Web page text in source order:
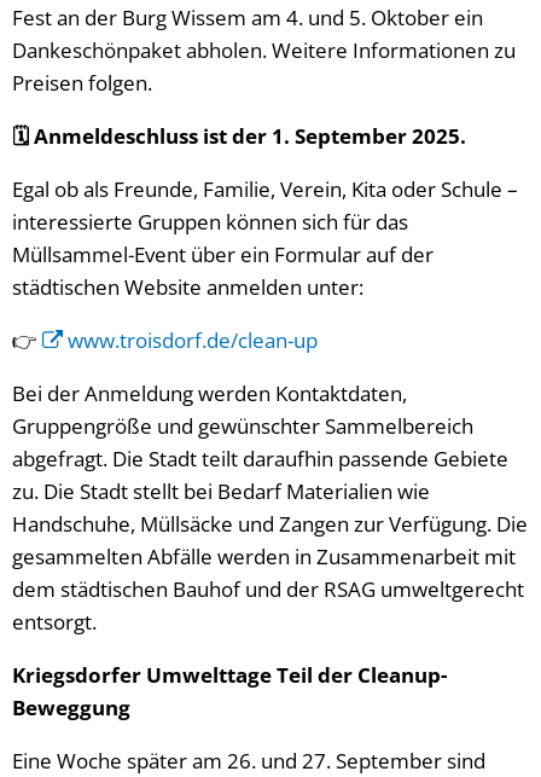
Fest an der Burg Wissem am 4. und 5. Oktober ein
Dankeschönpaket abholen. Weitere Informationen zu
Preisen folgen.
🗓 Anmeldeschluss ist der 1. September 2025.
Egal ob als Freunde, Familie, Verein, Kita oder Schule –
interessierte Gruppen können sich für das
Müllsammel-Event über ein Formular auf der
städtischen Website anmelden unter:
👉
www.troisdorf.de/clean-up
Bei der Anmeldung werden Kontaktdaten,
Gruppengröße und gewünschter Sammelbereich
abgefragt. Die Stadt teilt daraufhin passende Gebiete
zu. Die Stadt stellt bei Bedarf Materialien wie
Handschuhe, Müllsäcke und Zangen zur Verfügung. Die
gesammelten Abfälle werden in Zusammenarbeit mit
dem städtischen Bauhof und der RSAG umweltgerecht
entsorgt.
Kriegsdorfer Umwelttage Teil der Cleanup-
Beweggung
Eine Woche später am 26. und 27. September sind